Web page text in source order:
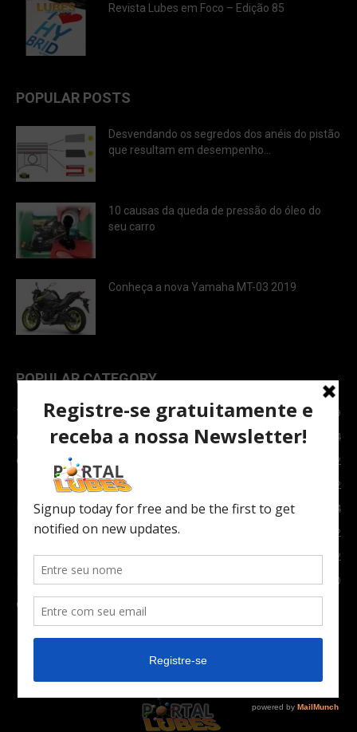
Revista Lubes em Foco – Edição 85
POPULAR POSTS
Desvendando os segredos dos anéis do pistão
que resultam em desempenho...
10 causas da queda de pressão do óleo do
seu carro
Conheça a nova Yamaha MT-03 2019
POPULAR CATEGORY
TOPNEWS
7089
Carro e Moto
3764
Carro
2082
Notícias
1852
Indústria
1024
Moto
972
Economia
672
630
Carros Verdes e Novas tecnologias automotivas